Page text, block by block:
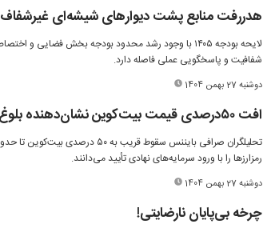
هدررفت منابع پشت دیوارهای شیشه‌ای غیرشفاف
شفافیت و پاسخگویی عملی فاصله دارد.
دوشنبه 27 بهمن 1404
افت ۵۰‌درصدی قیمت بیت‌کوین نشان‌دهنده بلوغ است
رمزارزها را با ورود سرمایه‌های نهادی تأیید می‌دانند.
دوشنبه 27 بهمن 1404
چرخه بی‌پایان نارضایتی!